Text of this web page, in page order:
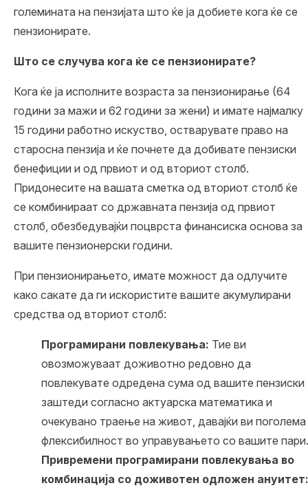
големината на пензијата што ќе ја добиете кога ќе се
пензионирате.
Што се случува кога ќе се пензионирате?
Кога ќе ја исполните возраста за пензионирање (64
години за мажи и 62 години за жени) и имате најмалку
15 години работно искуство, остварувате право на
старосна пензија и ќе почнете да добивате пензиски
бенефиции и од првиот и од вториот столб.
Придонесите на вашата сметка од вториот столб ќе
се комбинираат со државната пензија од првиот
столб, обезбедувајќи поцврста финансиска основа за
вашите пензионерски години.
При пензионирањето, имате можност да одлучите
како сакате да ги искористите вашите акумулирани
средства од вториот столб:
Програмирани повлекувања: Тие ви
овозможуваат доживотно редовно да
повлекувате одредена сума од вашите пензиски
заштеди согласно актуарска математика и
очекувано траење на живот, давајќи ви поголема
флексибилност во управувањето со вашите пари.
Привремени програмирани повлекувања во
комбинација со доживотен одложен ануитет: